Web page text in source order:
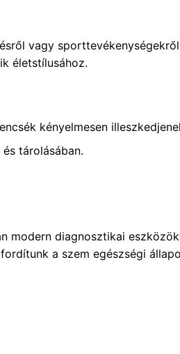
vagy
életstílusához.
kényelmesen
tárolásában.
modern diagnosztikai
a szem egészségi